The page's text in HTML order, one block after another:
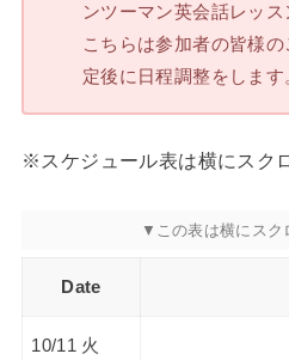
ンツーマン英会話レッス
こちらは参加者の皆様
定後に日程調整をします
※スケジュール表は横にスク
Date
10/11 火